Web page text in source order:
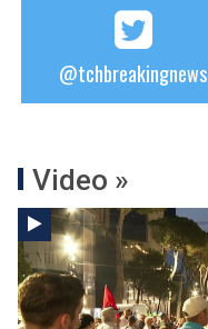
@tchbreakingnews
Video »